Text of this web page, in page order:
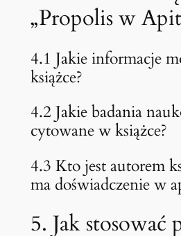
„Propolis w
4.1 Jakie informacje
książce?
4.2 Jakie badania
cytowane w książce?
4.3 Kto jest autorem
ma doświadczenie w
5. Jak stosować